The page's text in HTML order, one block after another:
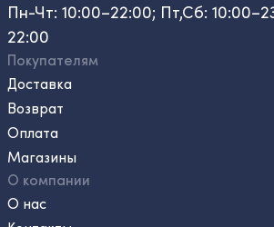
Пн-Чт: 10:00–22:00; Пт,Сб:
22:00
Покупателям
Доставка
Возврат
Оплата
Магазины
О компании
О нас